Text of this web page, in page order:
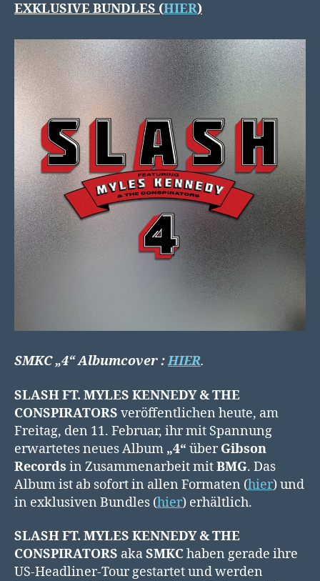
EXKLUSIVE BUNDLES (HIER)
SMKC „4“Albumcover :HIER.
SLASH FT. MYLES KENNEDY & THE
CONSPIRATORS veröffentlichen heute, am
Freitag, den 11. Februar, ihr mit Spannung
erwartetes neues Album „4“ über Gibson
Records in Zusammenarbeit mitBMG. Das
Album ist ab sofort in allen Formaten (hier) und
in exklusiven Bundles (hier) erhältlich.
SLASH FT. MYLES KENNEDY & THE
CONSPIRATORS akaSMKChaben gerade ihre
US-Headliner-Tour gestartet und werden